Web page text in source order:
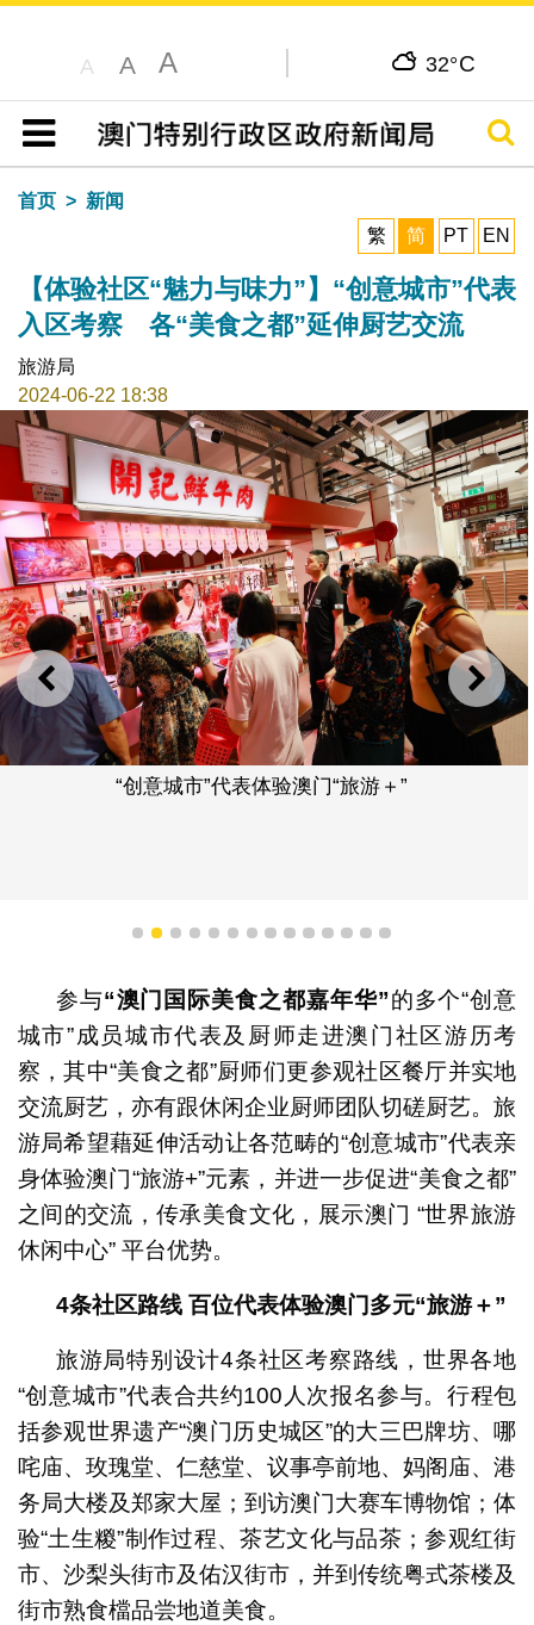
A A A 32°C
目录
搜寻
首页
新闻
繁
简 PT EN
【体验社区“魅力与味力”】“创意城市”代表
入区考察 各“美食之都”延伸厨艺交流
旅游局
2024-06-22 18:38
上一则 下一
“创意城市”代表体验澳门“旅游＋”
1 2 3 4 5 6 7 8 9 1011121314
参与“澳门国际美食之都嘉年华”的多个“创意
城市”成员城市代表及厨师走进澳门社区游历考
察，其中“美食之都”厨师们更参观社区餐厅并实地
交流厨艺，亦有跟休闲企业厨师团队切磋厨艺。旅
游局希望藉延伸活动让各范畴的“创意城市”代表亲
身体验澳门“旅游+”元素，并进一步促进“美食之都”
之间的交流，传承美食文化，展示澳门 “世界旅游
休闲中心” 平台优势。
4条社区路线 百位代表体验澳门多元“旅游＋”
旅游局特别设计4条社区考察路线，世界各地
“创意城市”代表合共约100人次报名参与。行程包
括参观世界遗产“澳门历史城区”的大三巴牌坊、哪
咤庙、玫瑰堂、仁慈堂、议事亭前地、妈阁庙、港
务局大楼及郑家大屋；到访澳门大赛车博物馆；体
验“土生糉”制作过程、茶艺文化与品茶；参观红街
市、沙梨头街市及佑汉街市，并到传统粤式茶楼及
街市熟食檔品尝地道美食。